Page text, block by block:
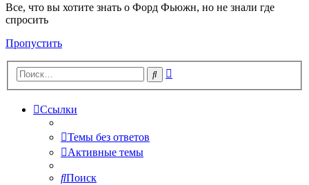
Все, что вы хотите знать о Форд Фьюжн, но не знали где
спросить
Пропустить
Поиск
Ссылки
Темы без ответов
Активные темы
Поиск